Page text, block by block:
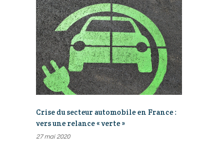
Crise du secteur automobile en France :
vers une relance « verte »
27 mai 2020